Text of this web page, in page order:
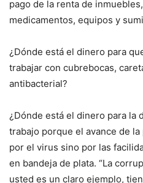
pago de la renta de
medicamentos, equipos y
¿Dónde está el dinero para
trabajar con cubrebocas,
antibacterial?
¿Dónde está el dinero para la
trabajo porque el avance de
por el virus sino por las
en bandeja de plata. “La
usted es un claro ejemplo,